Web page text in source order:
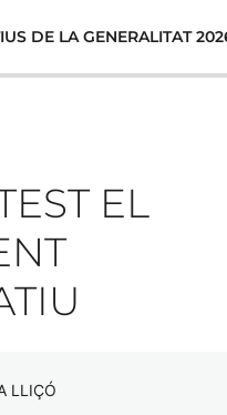
DE LA GENERALITAT
EL
LLIÇÓ